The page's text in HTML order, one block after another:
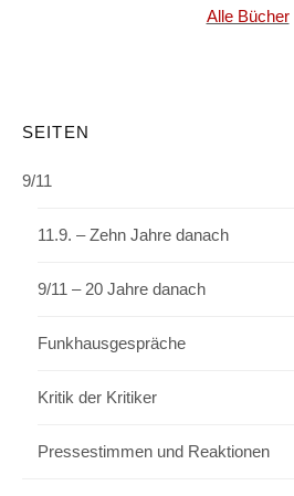
Alle Bücher
SEITEN
9/11
11.9. – Zehn Jahre danach
9/11 – 20 Jahre danach
Funkhausgespräche
Kritik der Kritiker
Pressestimmen und Reaktionen